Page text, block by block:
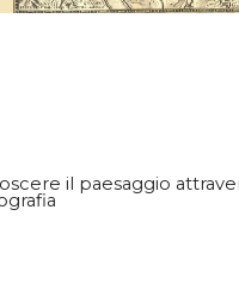
il paesaggio